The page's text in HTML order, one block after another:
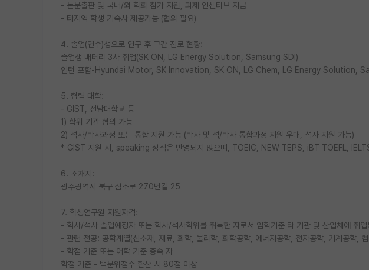
- 논문출판 및 국내/외 학회 참가 지원, 과제 인센티브 지급
- 타지역 학생 기숙사 제공가능 (협의 필요)
4. 졸업(연수)생으로 연구 후 그간 진로 현황:
졸업생 배터리 3사 취업(SK ON, LG Energy Solution, Samsung SDI)
인턴 포함-Hyundai Motor, SK Innovation, SK ON, LG Chem, LG Energy Solution,
5. 협력 대학:
- GIST, 전남대학교 등
1) 학위 기관 협의 가능
2) 석사/박사과정 또는 통합 지원 가능 (박사 및 석/박사 통합과정 지원 우대, 석사 지원 가능)
* GIST 지원 시, speaking 성적은 반영되지 않으며, TOEIC, NEW TEPS, iBT TOEFL,
6. 소재지:
광주광역시 북구 삼소로 270번길 25
7. 학생연구원 지원자격:
- 학사/석사 졸업예정자 또는 학사/석사학위를 취득한 자로서 입학기준 타 기관 및 산업체에 취
- 관련 전공: 공학계열(신소재, 재료, 화학, 물리학, 화학공학, 에너지공학, 전자공학, 기계공학,
- 학점 기준 또는 어학 기준 충족 자
학점 기준 - 백분위점수 환산 시 80점 이상